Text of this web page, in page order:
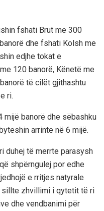
fshati Brut me 300
dhe fshati Kolsh me
edjhe tokat e
120 banorë, Kënetë me
të cilët gjithashtu
ri.
banorë dhe sëbashku
arrinte në 6 mijë.
duhej të merrte parasysh
shpërngulej por edhe
e rritjes natyrale
zhvillimi i qytetit të ri
dhe vendbanimi për